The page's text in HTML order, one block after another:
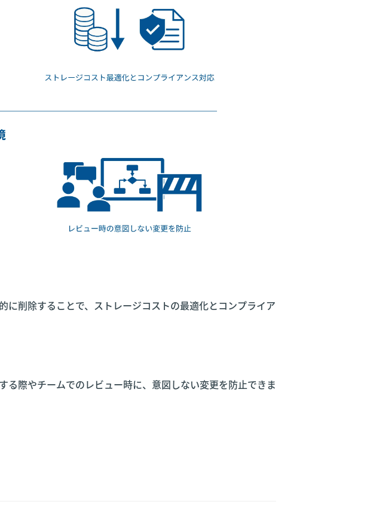
削除することで、ストレージコストの最適化とコンプライア
際やチームでのレビュー時に、意図しない変更を防止できま